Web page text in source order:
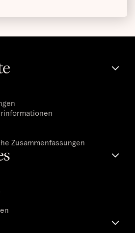
Zusammenfassungen